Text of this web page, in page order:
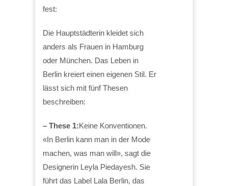
fest:
Die Hauptstädterin kleidet sich
anders als Frauen in Hamburg
oder München. Das Leben in
Berlin kreiert einen eigenen Stil. Er
lässt sich mit fünf Thesen
beschreiben:
– These 1:Keine Konventionen.
«In Berlin kann man in der Mode
machen, was man will», sagt die
Designerin Leyla Piedayesh. Sie
führt das Label Lala Berlin, das